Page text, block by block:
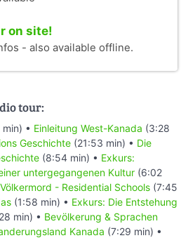
on site!
- also available offline.
tour:
• Einleitung West-Kanada (3:28
Geschichte (21:53 min) • Die
(8:54 min) • Exkurs:
untergegangenen Kultur (6:02
- Residential Schools (7:45
(1:58 min) • Exkurs: Die Entstehung
min) • Bevölkerung & Sprachen
Kanada (7:29 min) •